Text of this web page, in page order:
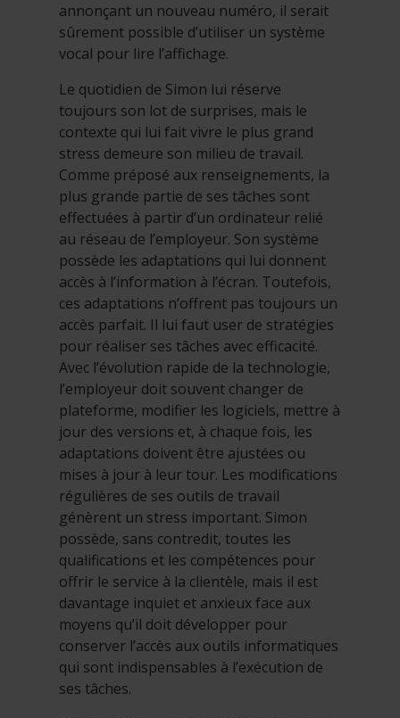
annonçant un nouveau numéro, il serait
sûrement possible d’utiliser un système
vocal pour lire l’affichage.
Le quotidien de Simon lui réserve
toujours son lot de surprises, mais le
contexte qui lui fait vivre le plus grand
stress demeure son milieu de travail.
Comme préposé aux renseignements, la
plus grande partie de ses tâches sont
effectuées à partir d’un ordinateur relié
au réseau de l’employeur. Son système
possède les adaptations qui lui donnent
accès à l’information à l’écran. Toutefois,
ces adaptations n’offrent pas toujours un
accès parfait. Il lui faut user de stratégies
pour réaliser ses tâches avec efficacité.
Avec l’évolution rapide de la technologie,
l’employeur doit souvent changer de
plateforme, modifier les logiciels, mettre à
jour des versions et, à chaque fois, les
adaptations doivent être ajustées ou
mises à jour à leur tour. Les modifications
régulières de ses outils de travail
génèrent un stress important. Simon
possède, sans contredit, toutes les
qualifications et les compétences pour
offrir le service à la clientèle, mais il est
davantage inquiet et anxieux face aux
moyens qu’il doit développer pour
conserver l’accès aux outils informatiques
qui sont indispensables à l’exécution de
ses tâches.